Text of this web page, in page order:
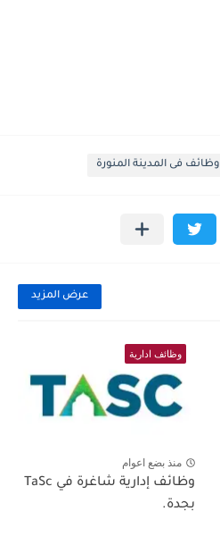
وظائف فى المدينة المنورة
عرض المزيد
وظائف ادارية
منذ بضع اعوام
وظائف إدارية شاغرة في TaSc
بجدة.